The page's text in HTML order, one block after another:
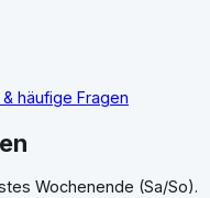
häufige Fragen
Wochenende (Sa/So).